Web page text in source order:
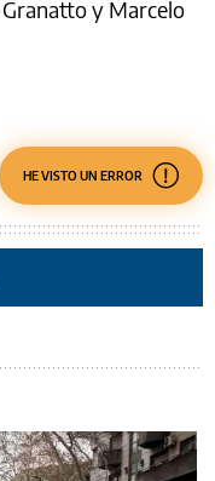
y Marcelo
HE VISTO UN ERROR